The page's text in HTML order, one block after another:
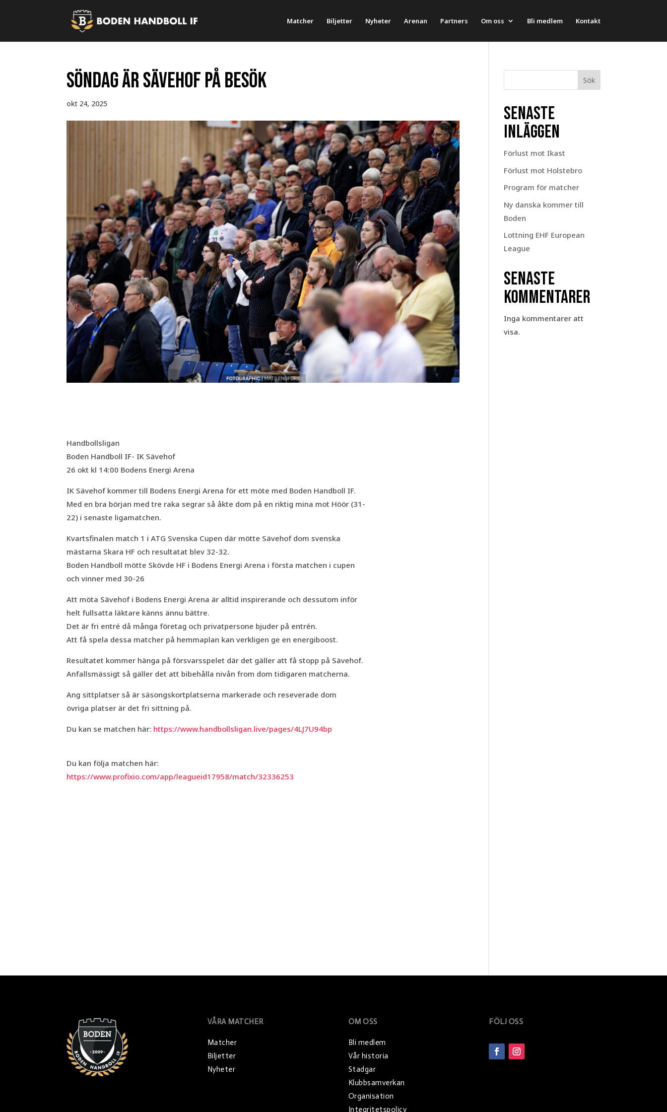
Matcher Biljetter Nyheter Arenan Partners Om oss Bli medlem Kontakt
Söndag är Sävehof på besök
okt 24, 2025
Handbollsligan
Boden Handboll IF- IK Sävehof
26 okt kl 14:00 Bodens Energi Arena
IK Sävehof kommer till Bodens Energi Arena för ett möte med Boden Handboll IF.
Med en bra början med tre raka segrar så åkte dom på en riktig mina mot Höör (31-
22) i senaste ligamatchen.
Kvartsfinalen match 1 i ATG Svenska Cupen där mötte Sävehof dom svenska
mästarna Skara HF och resultatat blev 32-32.
Boden Handboll mötte Skövde HF i Bodens Energi Arena i första matchen i cupen
och vinner med 30-26
Att möta Sävehof i Bodens Energi Arena är alltid inspirerande och dessutom inför
helt fullsatta läktare känns ännu bättre.
Det är fri entré då många företag och privatpersone bjuder på entrén.
Att få spela dessa matcher på hemmaplan kan verkligen ge en energiboost.
Resultatet kommer hänga på försvarsspelet där det gäller att få stopp på Sävehof.
Anfallsmässigt så gäller det att bibehålla nivån from dom tidigaren matcherna.
Ang sittplatser så är säsongskortplatserna markerade och reseverade dom
övriga platser är det fri sittning på.
Du kan se matchen här: https://www.handbollsligan.live/pages/4LJ7U94bp
Du kan följa matchen här:
https://www.profixio.com/app/leagueid17958/match/32336253
Sök
Senaste
inläggen
Förlust mot Ikast
Förlust mot Holstebro
Program för matcher
Ny danska kommer till
Boden
Lottning EHF European
League
Senaste
kommentarer
Inga kommentarer att
visa.
VÅRA MATCHER
Matcher
Biljetter
Nyheter
OM OSS
Bli medlem
Vår historia
Stadgar
Klubbsamverkan
Organisation
Integritetspolicy
FÖLJ OSS